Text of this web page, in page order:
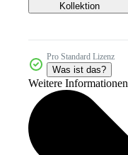
Kollektion
Pro Standard Lizenz
Was ist das?
Weitere Informationen